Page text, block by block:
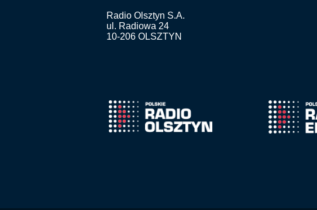
Radio Olsztyn S.A.
ul. Radiowa 24
10-206 OLSZTYN